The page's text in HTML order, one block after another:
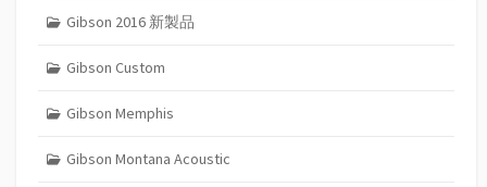
Gibson 2016 新製品
Gibson Custom
Gibson Memphis
Gibson Montana Acoustic